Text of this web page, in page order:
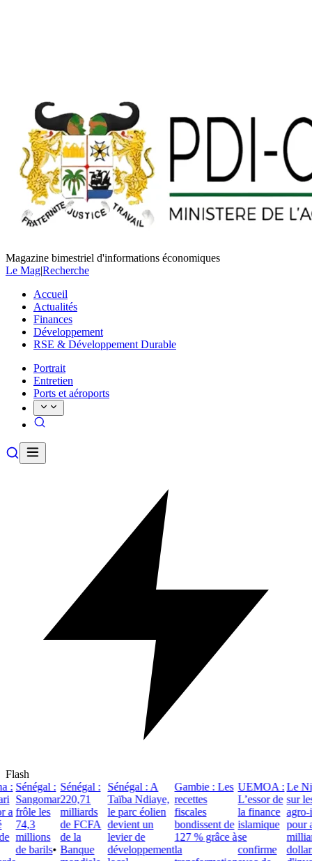
Magazine bimestriel d'informations économiques
Le Mag|Recherche
Accueil
Actualités
Finances
Développement
RSE & Développement Durable
Portrait
Entretien
Ports et aéroports
Flash
: Sénégal :
Sangomar
frôle les
74,3
millions
de barils•
Sénégal :
220,71
milliards
de FCFA
de la
Banque
Sénégal : A
Taïba Ndiaye,
le parc éolien
devient un
levier de
développement
Gambie : Les
recettes
fiscales
bondissent de
127 % grâce à
la
UEMOA :
L’essor de
la finance
islamique
se
confirme
Le
sur les
agro-
pour
dollars